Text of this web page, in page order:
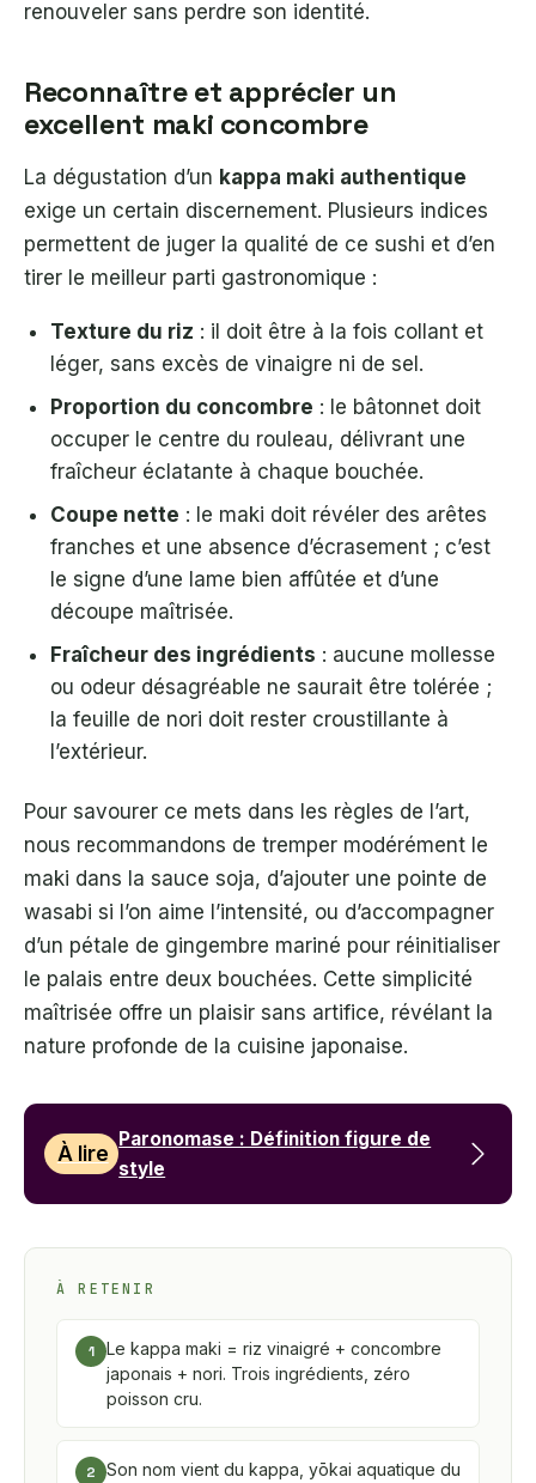
renouveler sans perdre son identité.
Reconnaître et apprécier un
excellent maki concombre
La dégustation d’un kappa maki authentique
exige un certain discernement. Plusieurs indices
permettent de juger la qualité de ce sushi et d’en
tirer le meilleur parti gastronomique :
Texture du riz : il doit être à la fois collant et
léger, sans excès de vinaigre ni de sel.
Proportion du concombre : le bâtonnet doit
occuper le centre du rouleau, délivrant une
fraîcheur éclatante à chaque bouchée.
Coupe nette : le maki doit révéler des arêtes
franches et une absence d’écrasement ; c’est
le signe d’une lame bien affûtée et d’une
découpe maîtrisée.
Fraîcheur des ingrédients : aucune mollesse
ou odeur désagréable ne saurait être tolérée ;
la feuille de nori doit rester croustillante à
l’extérieur.
Pour savourer ce mets dans les règles de l’art,
nous recommandons de tremper modérément le
maki dans la sauce soja, d’ajouter une pointe de
wasabi si l’on aime l’intensité, ou d’accompagner
d’un pétale de gingembre mariné pour réinitialiser
le palais entre deux bouchées. Cette simplicité
maîtrisée offre un plaisir sans artifice, révélant la
nature profonde de la cuisine japonaise.
À lire
Paronomase : Définition figure de
style
À RETENIR
1
Le kappa maki = riz vinaigré + concombre
japonais + nori. Trois ingrédients, zéro
poisson cru.
2
Son nom vient du kappa, yōkai aquatique du